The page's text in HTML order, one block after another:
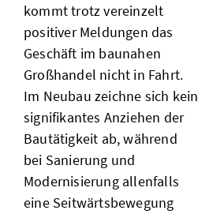
kommt trotz vereinzelt
positiver Meldungen das
Geschäft im baunahen
Großhandel nicht in Fahrt.
Im Neubau zeichne sich kein
signifikantes Anziehen der
Bautätigkeit ab, während
bei Sanierung und
Modernisierung allenfalls
eine Seitwärtsbewegung